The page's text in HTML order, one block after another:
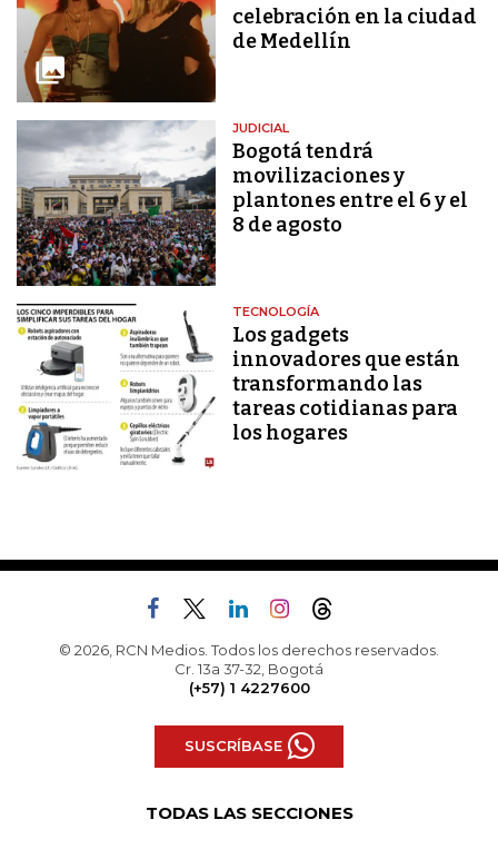
celebración en la ciudad
de Medellín
JUDICIAL
Bogotá tendrá
movilizaciones y
plantones entre el 6 y el
8 de agosto
TECNOLOGÍA
Los gadgets
innovadores que están
transformando las
tareas cotidianas para
los hogares
© 2026, RCN Medios. Todos los derechos reservados.
Cr. 13a 37-32, Bogotá
(+57) 1 4227600
SUSCRÍBASE
TODAS LAS SECCIONES